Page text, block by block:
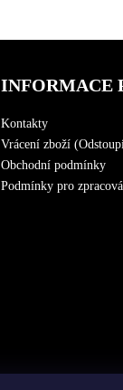
INFORMACE
Kontakty
Vrácení zboží
Obchodní podmínky
Podmínky pro